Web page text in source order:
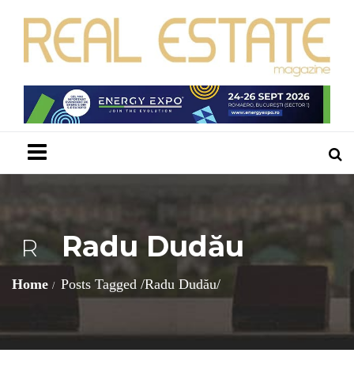
R Radu Dudău
Home Posts Tagged /Radu Dudău/